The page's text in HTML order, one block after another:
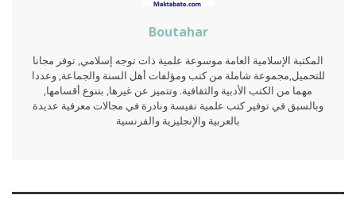
Boutahar
المكتبة الإسلامية العامة موسوعة علمية ذات توجه إسلامي, توفر مجانا
للتحميل,مجموعة شاملة من كتب ومؤلفات أهل السنة والجماعة, وعددا
مهما من الكتب الأدبية والثقافية. وتتميز عن غيرها, بتنوع أقسامها,
وبالسبق في توفير كتب علمية نفيسة ونادرة في مجالات معرفية عديدة
بالعربية والإنجليزية والفرنسية